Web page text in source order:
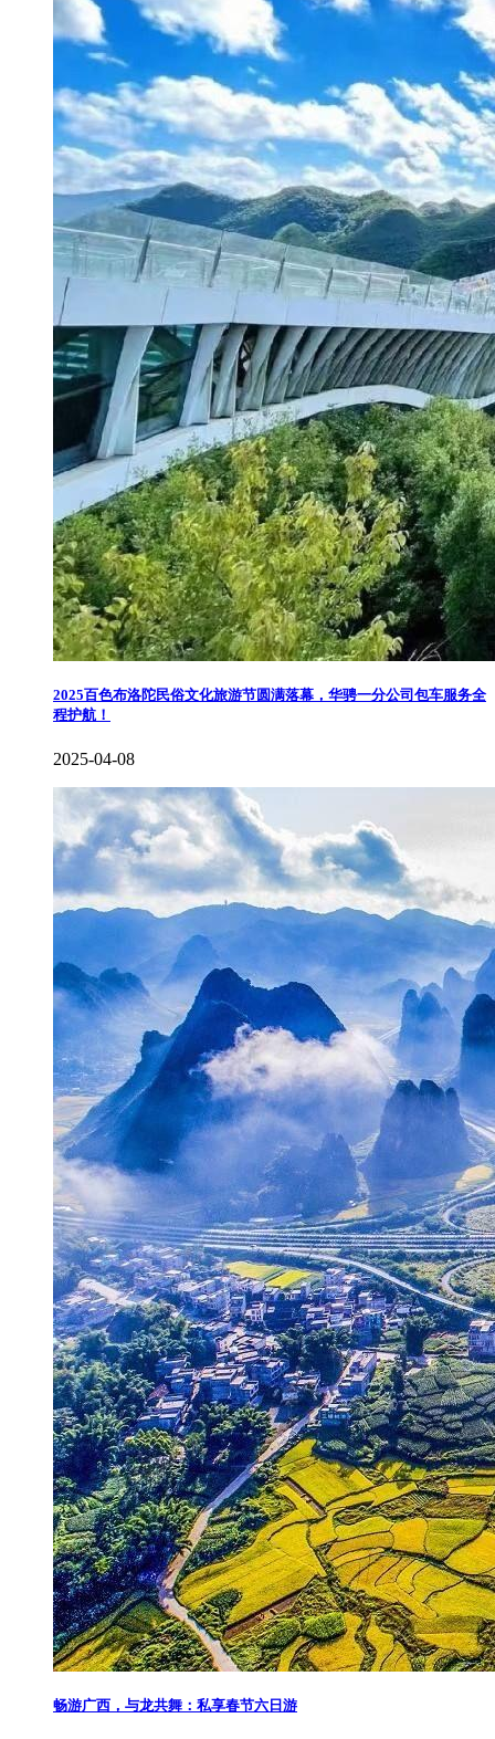
2025百色布洛陀民俗文化旅游节圆满落幕，华骋一分公司包车服务全
程护航！
2025-04-08
​畅游广西，与龙共舞：私享春节六日游